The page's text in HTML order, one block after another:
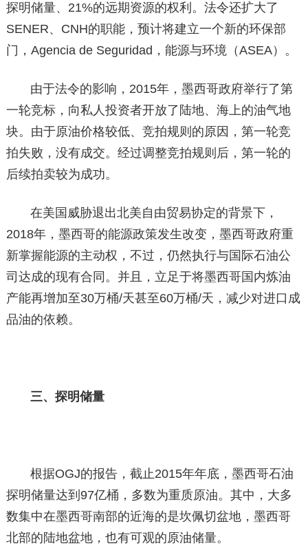
探明储量、21%的远期资源的权利。法令还扩大了
SENER、CNH的职能，预计将建立一个新的环保部
门，Agencia de Seguridad，能源与环境（ASEA）。
由于法令的影响，2015年，墨西哥政府举行了第
一轮竞标，向私人投资者开放了陆地、海上的油气地
块。由于原油价格较低、竞拍规则的原因，第一轮竞
拍失败，没有成交。经过调整竞拍规则后，第一轮的
后续拍卖较为成功。
在美国威胁退出北美自由贸易协定的背景下，
2018年，墨西哥的能源政策发生改变，墨西哥政府重
新掌握能源的主动权，不过，仍然执行与国际石油公
司达成的现有合同。并且，立足于将墨西哥国内炼油
产能再增加至30万桶/天甚至60万桶/天，减少对进口成
品油的依赖。
三、探明储量
根据OGJ的报告，截止2015年年底，墨西哥石油
探明储量达到97亿桶，多数为重质原油。其中，大多
数集中在墨西哥南部的近海的是坎佩切盆地，墨西哥
北部的陆地盆地，也有可观的原油储量。